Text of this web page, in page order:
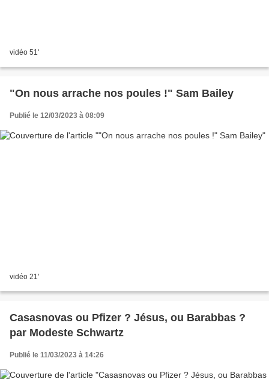
vidéo 51'
"On nous arrache nos poules !" Sam Bailey
Publié le 12/03/2023 à 08:09
vidéo 21'
Casasnovas ou Pfizer ? Jésus, ou Barabbas ?
par Modeste Schwartz
Publié le 11/03/2023 à 14:26